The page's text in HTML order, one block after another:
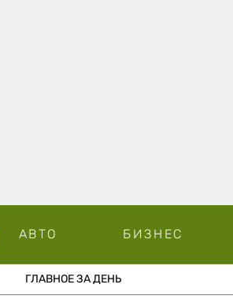
АВТО БИЗНЕС
ГЛАВНОЕ ЗА ДЕНЬ